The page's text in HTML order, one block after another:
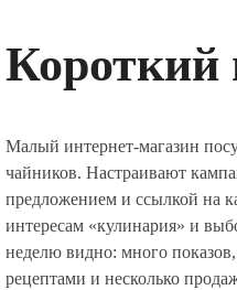
Короткий
Малый интернет-магазин
чайников. Настраивают
предложением и ссылкой на
интересам «кулинария» и
неделю видно: много
рецептами и несколько